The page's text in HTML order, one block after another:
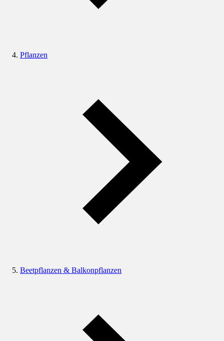
Pflanzen
Beetpflanzen & Balkonpflanzen